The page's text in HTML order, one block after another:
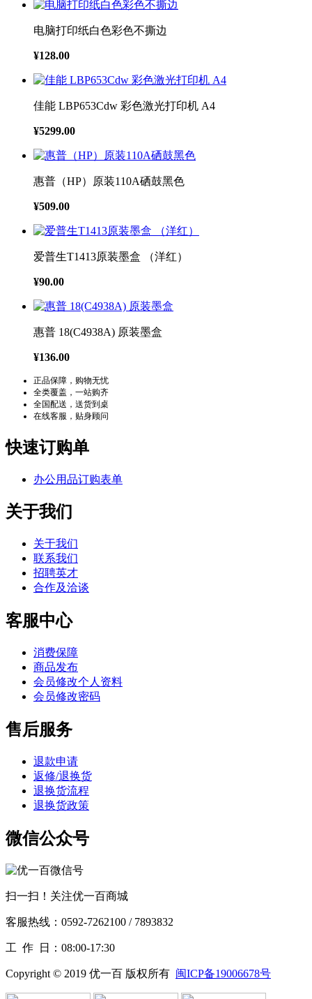
电脑打印纸白色彩色不撕边
¥128.00
佳能 LBP653Cdw 彩色激光打印机 A4
¥5299.00
惠普（HP）原装110A硒鼓黑色
¥509.00
爱普生T1413原装墨盒 （洋红）
¥90.00
惠普 18(C4938A) 原装墨盒
¥136.00
正品保障，购物无忧
全类覆盖，一站购齐
全国配送，送货到桌
在线客服，贴身顾问
快速订购单
办公用品订购表单
关于我们
关于我们
联系我们
招聘英才
合作及洽谈
客服中心
消费保障
商品发布
会员修改个人资料
会员修改密码
售后服务
退款申请
返修/退换货
退换货流程
退换货政策
微信公众号
扫一扫！关注优一百商城
客服热线：0592-7262100 / 7893832
工作 日：08:00-17:30
Copyright © 2019 优一百 版权所有 闽ICP备19006678号